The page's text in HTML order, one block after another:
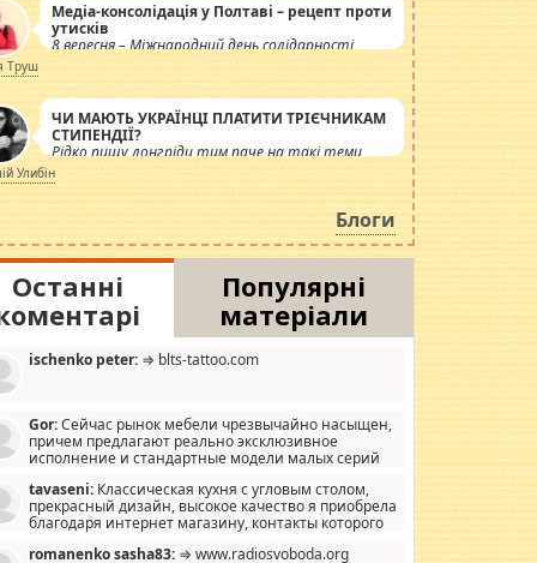
Медіа-консолідація у Полтаві – рецепт проти
утисків
8 вересня – Міжнародний день солідарності
журналістів.
Труш
ЧИ МАЮТЬ УКРАЇНЦІ ПЛАТИТИ ТРІЄЧНИКАМ
СТИПЕНДІЇ?
Рідко пишу лонгріди тим паче на такі теми,
але вже просто дістало! Обурюють сьогоднішні
інсенуації навколо стипендіального питання.
Штучно роздувається ще одна соціальна
катастрофа.
Улибін
Блоги
Останні
Популярні
матеріали
ischenko peter: ⇒ blts-tattoo.com
Gor:Сейчас рынок мебели чрезвычайно насыщен,
причем предлагают реально эксклюзивное
исполнение и стандартные модели малых серий
мало походит на стандартные формы, в MebelOk,
и что главное - со вкусом все в порядке,
ненужных наворотов удорожающих мебель, а это не
tavaseni: Классическая кухня с угловым столом,
прекрасный дизайн, высокое качество я приобрела
благодаря интернет магазину, контакты которого
romanenko sasha83: ⇒ www.radiosvoboda.org